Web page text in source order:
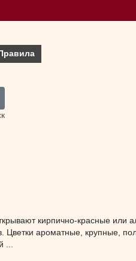
Правила
кирпично-красные или
Цветки ароматные, крупные,
...